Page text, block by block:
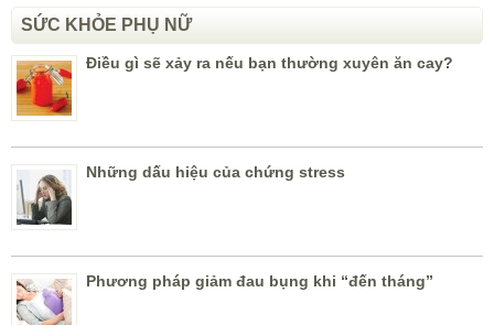
SỨC KHỎE PHỤ NỮ
Điều gì sẽ xảy ra nếu bạn thường xuyên ăn cay?
Những dấu hiệu của chứng stress
Phương pháp giảm đau bụng khi “đến tháng”